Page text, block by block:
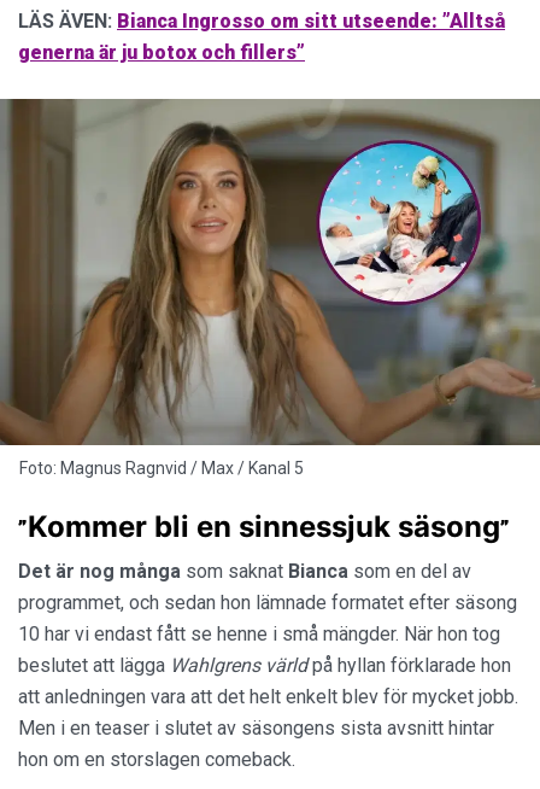
LÄS ÄVEN: Bianca Ingrosso om sitt utseende: ”Alltså
generna är ju botox och fillers”
Foto: Magnus Ragnvid / Max / Kanal 5
”Kommer bli en sinnessjuk säsong”
Det är nog många som saknat Bianca som en del av
programmet, och sedan hon lämnade formatet efter säsong
10 har vi endast fått se henne i små mängder. När hon tog
beslutet att lägga Wahlgrens världpå hyllan förklarade hon
att anledningen vara att det helt enkelt blev för mycket jobb.
Men i en teaser i slutet av säsongens sista avsnitt hintar
hon om en storslagen comeback.